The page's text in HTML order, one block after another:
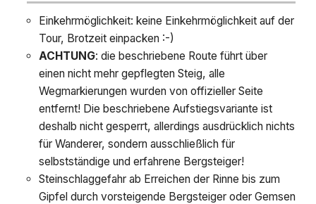
Einkehrmöglichkeit: keine Einkehrmöglichkeit auf der
Tour, Brotzeit einpacken :-)
ACHTUNG: die beschriebene Route führt über
einen nicht mehr gepflegten Steig, alle
Wegmarkierungen wurden von offizieller Seite
entfernt! Die beschriebene Aufstiegsvariante ist
deshalb nicht gesperrt, allerdings ausdrücklich nichts
für Wanderer, sondern ausschließlich für
selbstständige und erfahrene Bergsteiger!
Steinschlaggefahr ab Erreichen der Rinne bis zum
Gipfel durch vorsteigende Bergsteiger oder Gemsen